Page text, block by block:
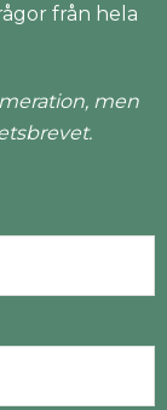
från hela
men